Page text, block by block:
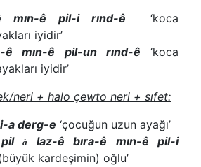
mın-ê pil-i rınd-ê
‘koca
iyidir’
ê mın-ê pil-un rınd-ê
‘koca
iyidir’
neri + halo çewto neri + sıfet:
a derg-e ‘çocuğun uzun ayağı’
pilà
laz-ê bıra-ê mın-ê pil-i
kardeşimin) oğlu’